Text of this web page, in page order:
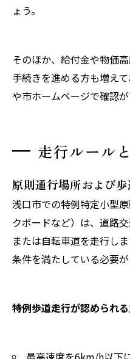
ょう。
そのほか、給付金や物価
手続きを進める方も増え
や市ホームページで確認が
走行ルール
原則通行場所および
浅口市での特例特定小型
クボードなど）は、道路
または自転車道を走行し
条件を満たしている必要が
特例歩道走行が認められ